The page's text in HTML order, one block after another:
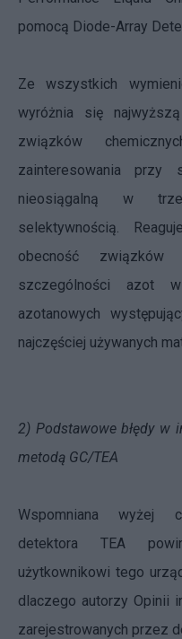
pomocą Diode-Array
Ze wszystkich
wyróżnia się
związków
zainteresowania przy
nieosiągalną w
selektywnością.
obecność
szczególności azot
azotanowych
najczęściej używanych
2) Podstawowe błędy w
metodą GC/TEA
Wspomniana wyżej
detektora TEA
użytkownikowi tego
dlaczego autorzy Opinii
zarejestrowanych przez